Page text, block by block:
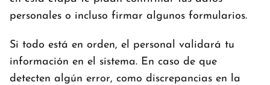
personales o incluso firmar algunos formularios.
Si todo está en orden, el personal validará tu
información en el sistema. En caso de que
detecten algún error, como discrepancias en la